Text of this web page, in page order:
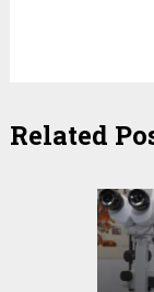
Related